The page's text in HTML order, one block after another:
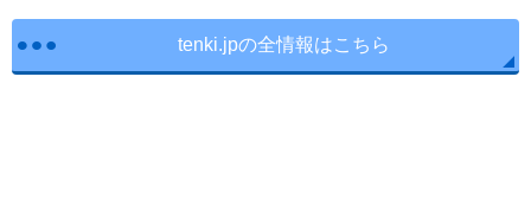
tenki.jpの全情報はこちら